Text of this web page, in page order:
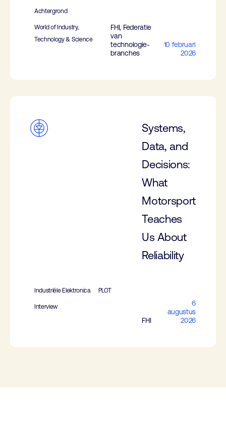
Achtergrond
World of Industry,
Technology & Science
FHI, Federatie
van
technologie-
branches
10 februari
2026
Systems,
Data, and
Decisions:
What
Motorsport
Teaches
Us About
Reliability
Industriële Elektronica PLOT
Interview
FHI
6
augustus
2026